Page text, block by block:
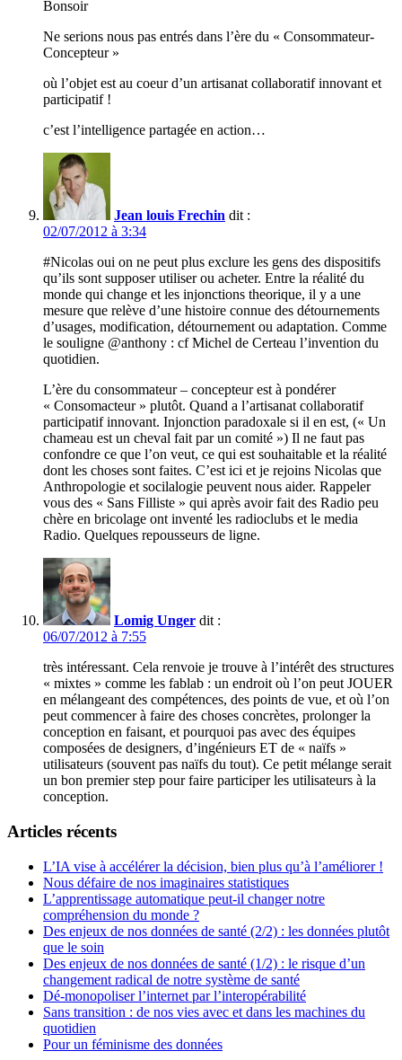
Bonsoir
Ne serions nous pas entrés dans l’ère du « Consommateur-
Concepteur »
où l’objet est au coeur d’un artisanat collaboratif innovant et
participatif !
c’est l’intelligence partagée en action…
Jean louis Frechin dit :
02/07/2012 à 3:34
#Nicolas oui on ne peut plus exclure les gens des dispositifs
qu’ils sont supposer utiliser ou acheter. Entre la réalité du
monde qui change et les injonctions theorique, il y a une
mesure que relève d’une histoire connue des détournements
d’usages, modification, détournement ou adaptation. Comme
le souligne @anthony : cf Michel de Certeau l’invention du
quotidien.
L’ère du consommateur – concepteur est à pondérer
« Consomacteur » plutôt. Quand a l’artisanat collaboratif
participatif innovant. Injonction paradoxale si il en est, (« Un
chameau est un cheval fait par un comité ») Il ne faut pas
confondre ce que l’on veut, ce qui est souhaitable et la réalité
dont les choses sont faites. C’est ici et je rejoins Nicolas que
Anthropologie et socilalogie peuvent nous aider. Rappeler
vous des « Sans Filliste » qui après avoir fait des Radio peu
chère en bricolage ont inventé les radioclubs et le media
Radio. Quelques repousseurs de ligne.
Lomig Unger dit :
06/07/2012 à 7:55
très intéressant. Cela renvoie je trouve à l’intérêt des structures
« mixtes » comme les fablab : un endroit où l’on peut JOUER
en mélangeant des compétences, des points de vue, et où l’on
peut commencer à faire des choses concrètes, prolonger la
conception en faisant, et pourquoi pas avec des équipes
composées de designers, d’ingénieurs ET de « naïfs »
utilisateurs (souvent pas naïfs du tout). Ce petit mélange serait
un bon premier step pour faire participer les utilisateurs à la
conception.
Articles récents
L’IA vise à accélérer la décision, bien plus qu’à l’améliorer !
Nous défaire de nos imaginaires statistiques
L’apprentissage automatique peut-il changer notre
compréhension du monde ?
Des enjeux de nos données de santé (2/2) : les données plutôt
que le soin
Des enjeux de nos données de santé (1/2) : le risque d’un
changement radical de notre système de santé
Dé-monopoliser l’internet par l’interopérabilité
Sans transition : de nos vies avec et dans les machines du
quotidien
Pour un féminisme des données